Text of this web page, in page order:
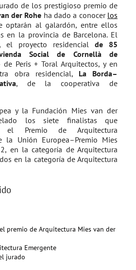
de los prestigioso premio de
der Rohe ha dado a conocer los
optarán al galardón, entre ellos
en la provincia de Barcelona. El
el proyecto residencial de 85
Social de Cornellà de
de Peris + Toral Arquitectos, y en
obra residencial, La Borda–
, de la cooperativa de
y la Fundación Mies van der
los siete finalistas que
el Premio de Arquitectura
la Unión Europea–Premio Mies
en la categoría de Arquitectura
en la categoría de Arquitectura
premio de Arquitectura Mies van der
Emergente
jurado